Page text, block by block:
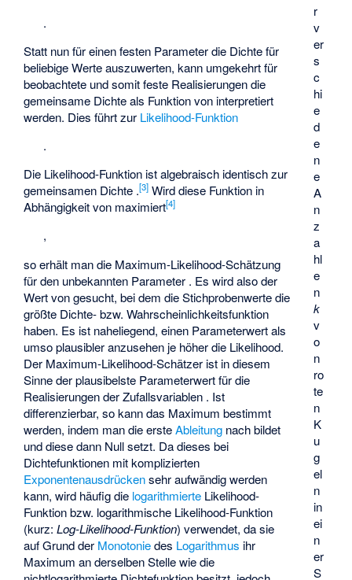
r
v
er
s
c
hi
e
d
e
n
e
A
n
z
a
hl
e
n
k
v
o
n
ro
te
n
K
u
g
el
n
in
ei
n
er
S
.
Statt nun für einen festen Parameterdie Dichte für
beliebige Werteauszuwerten, kann umgekehrt für
beobachtete und somit feste Realisierungendie
gemeinsame Dichte als Funktion von interpretiert
werden. Dies führt zur Likelihood-Funktion
.
Die Likelihood-Funktion ist algebraisch identisch zur
gemeinsamen Dichte .[3] Wird diese Funktion in
Abhängigkeit von maximiert[4]
,
so erhält man die Maximum-Likelihood-Schätzung
für den unbekannten Parameter . Es wird also der
Wert vongesucht, bei dem die Stichprobenwertedie
größte Dichte- bzw. Wahrscheinlichkeitsfunktion
haben. Es ist naheliegend, einen Parameterwertals
umso plausibler anzusehen je höher die Likelihood.
Der Maximum-Likelihood-Schätzer ist in diesem
Sinne der plausibelste Parameterwert für die
Realisierungender Zufallsvariablen . Ist
differenzierbar, so kann das Maximum bestimmt
werden, indem man die ersteAbleitung nachbildet
und diese dann Null setzt. Da dieses bei
Dichtefunktionen mit komplizierten
Exponentenausdrückensehr aufwändig werden
kann, wird häufig die logarithmierte Likelihood-
Funktion bzw. logarithmische Likelihood-Funktion
(kurz:Log-Likelihood-Funktion) verwendet, da sie
auf Grund der Monotoniedes Logarithmus ihr
Maximum an derselben Stelle wie die